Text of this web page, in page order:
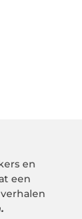
en
een